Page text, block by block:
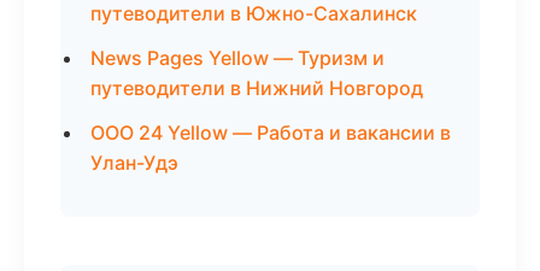
путеводители в Южно-Сахалинск
News Pages Yellow — Туризм и
путеводители в Нижний Новгород
ООО 24 Yellow — Работа и вакансии в
Улан-Удэ